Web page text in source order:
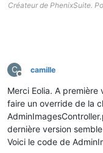
Créateur de PhenixSuite.
C
Hors-ligne
camille
Merci Eolia. A
faire un override de la
dernière version
Voici le code de